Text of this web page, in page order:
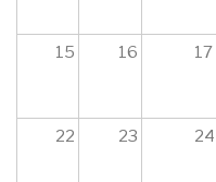
15 16 17
22 23 24